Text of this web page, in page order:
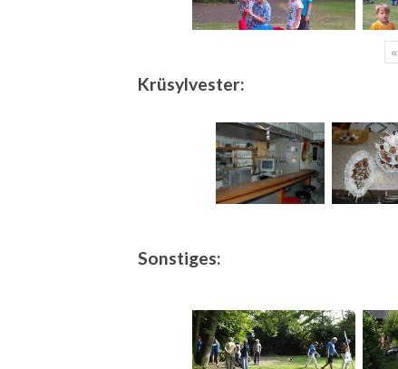
«
Krüsylvester:
Sonstiges: